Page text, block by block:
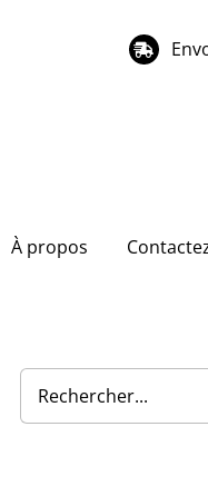
À propos